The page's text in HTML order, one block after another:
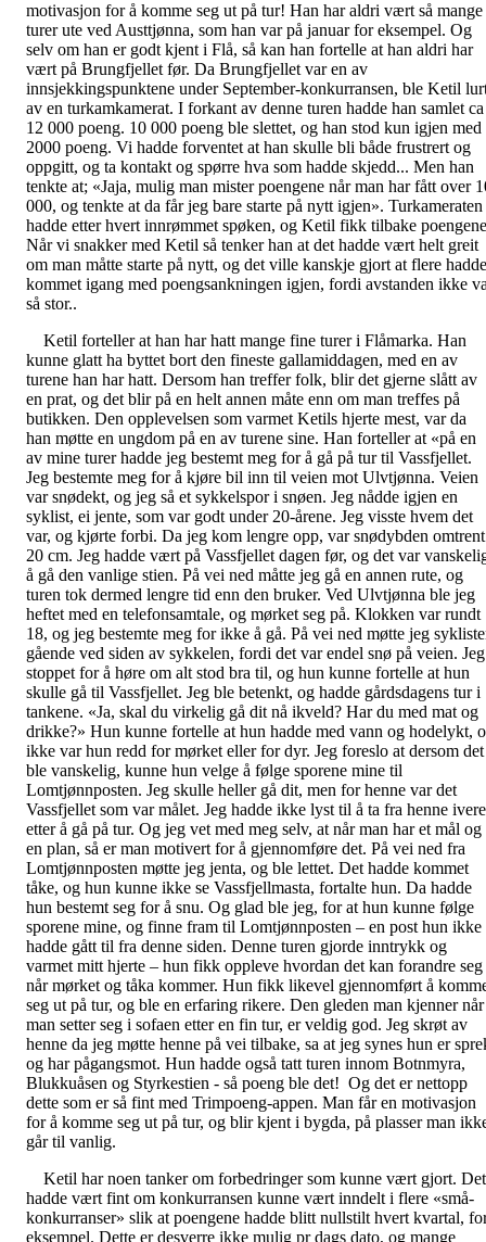
motivasjon for å komme seg ut på tur! Han har aldri vært så mange
turer ute ved Austtjønna, som han var på januar for eksempel. Og
selv om han er godt kjent i Flå, så kan han fortelle at han aldri har
vært på Brungfjellet før. Da Brungfjellet var en av
innsjekkingspunktene under September-konkurransen, ble Ketil
av en turkamkamerat. I forkant av denne turen hadde han samlet ca
12 000 poeng. 10 000 poeng ble slettet, og han stod kun igjen med
2000 poeng. Vi hadde forventet at han skulle bli både frustrert og
oppgitt, og ta kontakt og spørre hva som hadde skjedd... Men han
tenkte at; «Jaja, mulig man mister poengene når man har fått over
000, og tenkte at da får jeg bare starte på nytt igjen». Turkameraten
hadde etter hvert innrømmet spøken, og Ketil fikk tilbake
Når vi snakker med Ketil så tenker han at det hadde vært helt greit
om man måtte starte på nytt, og det ville kanskje gjort at flere hadde
kommet igang med poengsankningen igjen, fordi avstanden ikke
så stor..
Ketil forteller at han har hatt mange fine turer i Flåmarka. Han
kunne glatt ha byttet bort den fineste gallamiddagen, med en av
turene han har hatt. Dersom han treffer folk, blir det gjerne slått av
en prat, og det blir på en helt annen måte enn om man treffes på
butikken. Den opplevelsen som varmet Ketils hjerte mest, var da
han møtte en ungdom på en av turene sine. Han forteller at «på en
av mine turer hadde jeg bestemt meg for å gå på tur til Vassfjellet.
Jeg bestemte meg for å kjøre bil inn til veien mot Ulvtjønna. Veien
var snødekt, og jeg så et sykkelspor i snøen. Jeg nådde igjen en
syklist, ei jente, som var godt under 20-årene. Jeg visste hvem det
var, og kjørte forbi. Da jeg kom lengre opp, var snødybden omtrent
20 cm. Jeg hadde vært på Vassfjellet dagen før, og det var
å gå den vanlige stien. På vei ned måtte jeg gå en annen rute, og
turen tok dermed lengre tid enn den bruker. Ved Ulvtjønna ble jeg
heftet med en telefonsamtale, og mørket seg på. Klokken var rundt
18, og jeg bestemte meg for ikke å gå. På vei ned møtte jeg
gående ved siden av sykkelen, fordi det var endel snø på veien. Jeg
stoppet for å høre om alt stod bra til, og hun kunne fortelle at hun
skulle gå til Vassfjellet. Jeg ble betenkt, og hadde gårdsdagens tur i
tankene. «Ja, skal du virkelig gå dit nå ikveld? Har du med mat og
drikke?» Hun kunne fortelle at hun hadde med vann og hodelykt,
ikke var hun redd for mørket eller for dyr. Jeg foreslo at dersom det
ble vanskelig, kunne hun velge å følge sporene mine til
Lomtjønnposten. Jeg skulle heller gå dit, men for henne var det
Vassfjellet som var målet. Jeg hadde ikke lyst til å ta fra henne
etter å gå på tur. Og jeg vet med meg selv, at når man har et mål og
en plan, så er man motivert for å gjennomføre det. På vei ned fra
Lomtjønnposten møtte jeg jenta, og ble lettet. Det hadde kommet
tåke, og hun kunne ikke se Vassfjellmasta, fortalte hun. Da hadde
hun bestemt seg for å snu. Og glad ble jeg, for at hun kunne følge
sporene mine, og finne fram til Lomtjønnposten – en post hun ikke
hadde gått til fra denne siden. Denne turen gjorde inntrykk og
varmet mitt hjerte – hun fikk oppleve hvordan det kan forandre seg
når mørket og tåka kommer. Hun fikk likevel gjennomført å
seg ut på tur, og ble en erfaring rikere. Den gleden man kjenner når
man setter seg i sofaen etter en fin tur, er veldig god. Jeg skrøt av
henne da jeg møtte henne på vei tilbake, sa at jeg synes hun er
og har pågangsmot. Hun hadde også tatt turen innom Botnmyra,
Blukkuåsen og Styrkestien - så poeng ble det! Og det er nettopp
dette som er så fint med Trimpoeng-appen. Man får en motivasjon
for å komme seg ut på tur, og blir kjent i bygda, på plasser man
går til vanlig.
Ketil har noen tanker om forbedringer som kunne vært gjort. Det
hadde vært fint om konkurransen kunne vært inndelt i flere «små-
konkurranser» slik at poengene hadde blitt nullstilt hvert kvartal,
eksempel. Dette er desverre ikke mulig pr dags dato, og mange